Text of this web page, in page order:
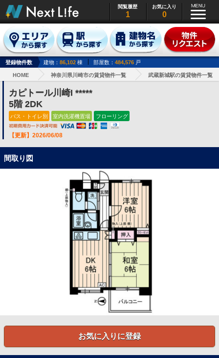
閲覧履歴
1
お気に入り
0
登録物件数 建物： 86,102 棟 部屋数： 484,576 戸
HOME 神奈川県川崎市の賃貸物件一覧 武蔵新城駅の賃貸物件一覧
カピトール川崎I *****
5階 2DK
バス・トイレ別 室内洗濯機置場 フローリング
【更新】2026/06/08
間取り図
お気に入りに登録